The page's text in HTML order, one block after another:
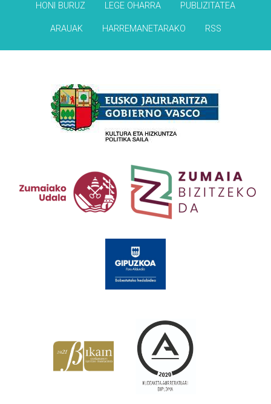
HONI BURUZ LEGE OHARRA PUBLIZITATEA
ARAUAK HARREMANETARAKO RSS